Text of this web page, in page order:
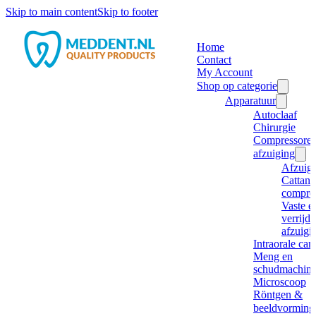
Skip to main contentSkip to footer
Home
Contact
My Account
Shop op categorie
Apparatuur
Autoclaaf
Chirurgie
afzuiging
Cattani
Vaste
Intraorale
Meng en
Microscoop
Röntgen &
beeldvorming